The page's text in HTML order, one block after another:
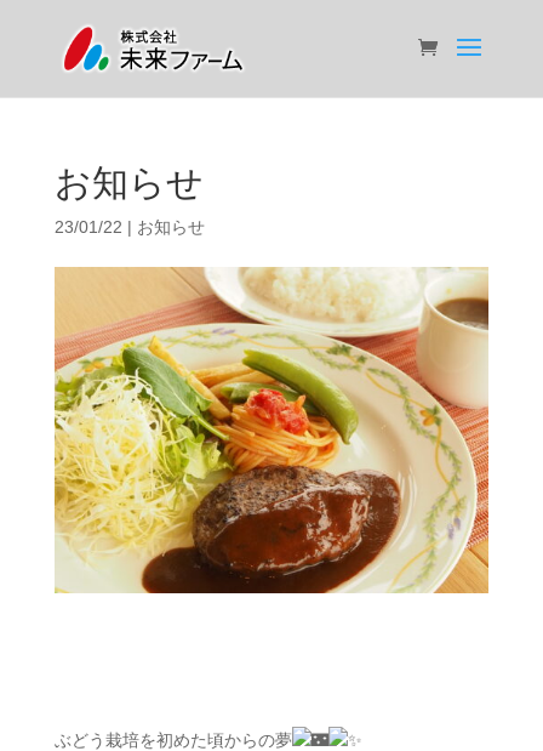
お知らせ
23/01/22 | お知らせ
ぶどう栽培を初めた頃からの夢